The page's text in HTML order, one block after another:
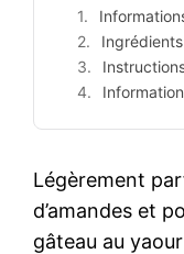
Ingrédients
Légèrement
d’amandes et
gâteau au